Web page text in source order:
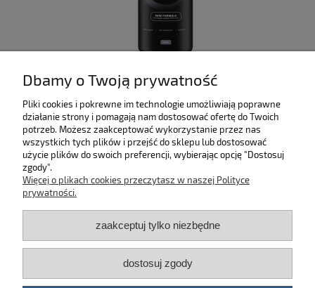
detailer 500ml
44,90 zł
do koszyka
MOJE KONTO
KONTAKT
Dbamy o Twoją prywatność
Pliki cookies i pokrewne im technologie umożliwiają poprawne
działanie strony i pomagają nam dostosować ofertę do Twoich
potrzeb. Możesz zaakceptować wykorzystanie przez nas
wszystkich tych plików i przejść do sklepu lub dostosować
użycie plików do swoich preferencji, wybierając opcję "Dostosuj
zgody".
Więcej o plikach cookies przeczytasz w naszej Polityce
prywatności.
zaakceptuj tylko niezbędne
dostosuj zgody